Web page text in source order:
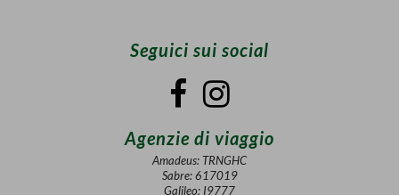
Seguici sui social
Agenzie di viaggio
Amadeus: TRNGHC
Sabre: 617019
Galileo: I9777